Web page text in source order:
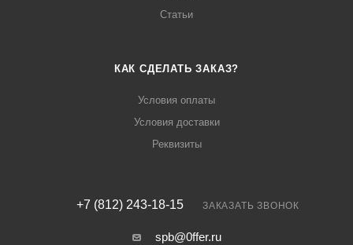
Статьи
КАК СДЕЛАТЬ ЗАКАЗ?
Условия оплаты
Условия доставки
Реквизиты
+7 (812) 243-18-15 ЗАКАЗАТЬ ЗВОНОК
spb@0ffer.ru